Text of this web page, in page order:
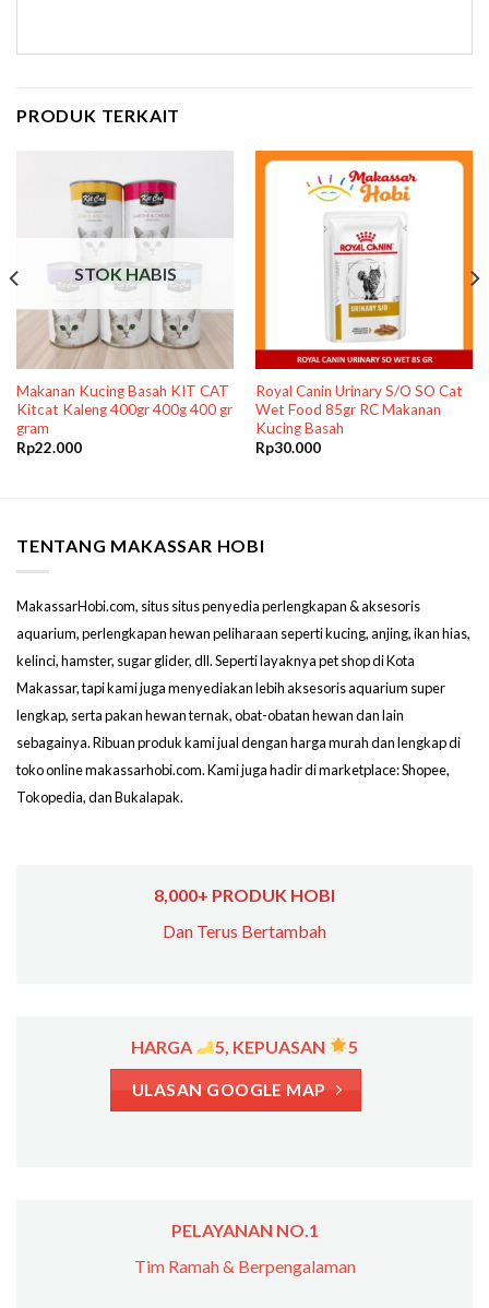
PRODUK TERKAIT
STOK HABIS
Makanan Kucing Basah KIT CAT
Kitcat Kaleng 400gr 400g 400 gr
gram
Rp22.000
Royal Canin Urinary S/O SO Cat
Wet Food 85gr RC Makanan
Kucing Basah
Rp30.000
TENTANG MAKASSAR HOBI
MakassarHobi.com, situs situs penyedia perlengkapan & aksesoris
aquarium, perlengkapan hewan peliharaan seperti kucing, anjing, ikan hias,
kelinci, hamster, sugar glider, dll. Seperti layaknya pet shop di Kota
Makassar, tapi kami juga menyediakan lebih aksesoris aquarium super
lengkap, serta pakan hewan ternak, obat-obatan hewan dan lain
sebagainya. Ribuan produk kami jual dengan harga murah dan lengkap di
toko online makassarhobi.com. Kami juga hadir di marketplace: Shopee,
Tokopedia, dan Bukalapak.
8,000+ PRODUK HOBI
Dan Terus Bertambah
HARGA 5, KEPUASAN 5
ULASAN GOOGLE MAP
PELAYANAN NO.1
Tim Ramah & Berpengalaman